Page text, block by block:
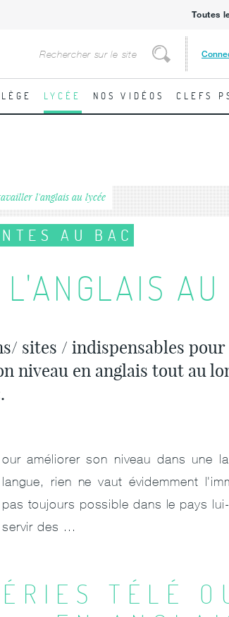
Toutes
Rechercher
LYCÉE NOS VIDÉOS CLEFS
l'anglais au lycée
AU BAC
AU
sites / indispensables
niveau en anglais tout au
our améliorer son niveau dans une
langue, rien ne vaut évidemment
pas toujours possible dans le pays
servir des ...
TÉLÉ